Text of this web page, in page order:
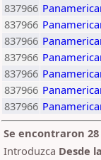
837966
837966
837966
837966
837966
837966
837966
Se encontraron
Introduzca Desde